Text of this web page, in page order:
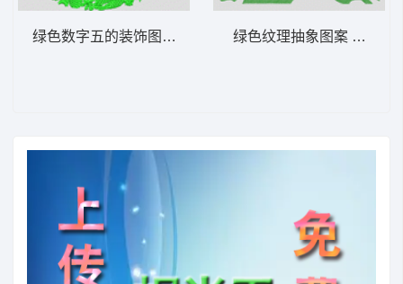
绿色数字五的装饰图案 花5 绿色纹理抽象图案 河流样